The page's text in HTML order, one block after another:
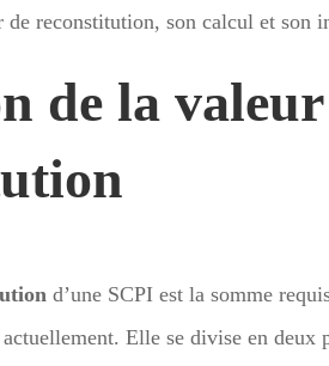
reconstitution, son calcul et son
de la
d’une SCPI est la somme
Elle se divise en deux